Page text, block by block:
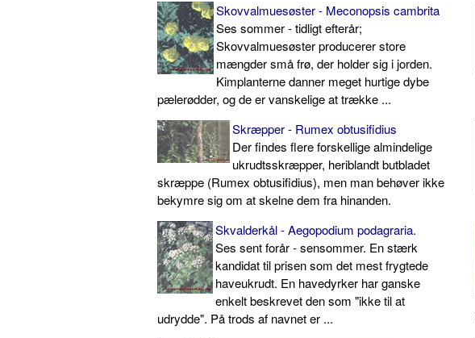
Skovvalmuesøster - Meconopsis cambrita
Ses sommer - tidligt efterår;
Skovvalmuesøster producerer store
mængder små frø, der holder sig i jorden.
Kimplanterne danner meget hurtige dybe
pælerødder, og de er vanskelige at trække ...
Skræpper - Rumex obtusifidius
Der findes flere forskellige almindelige
ukrudtsskræpper, heriblandt butbladet
skræppe (Rumex obtusifidius), men man behøver ikke
bekymre sig om at skelne dem fra hinanden.
Skvalderkål - Aegopodium podagraria.
Ses sent forår - sensommer. En stærk
kandidat til prisen som det mest frygtede
haveukrudt. En havedyrker har ganske
enkelt beskrevet den som "ikke til at
udrydde". På trods af navnet er ...